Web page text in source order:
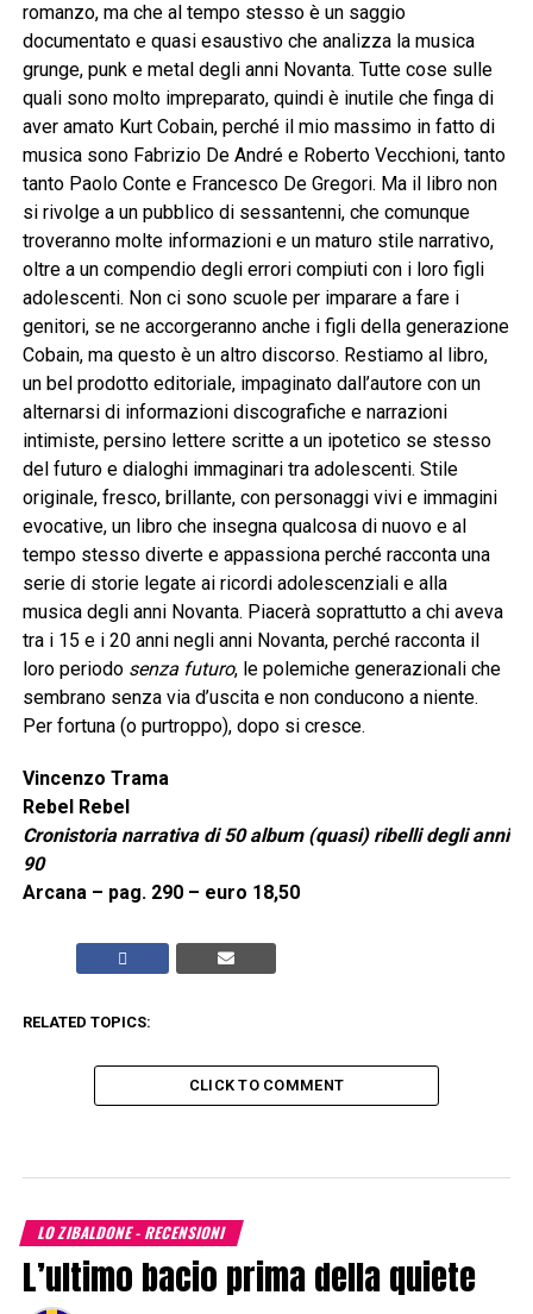
romanzo, ma che al tempo stesso è un saggio
documentato e quasi esaustivo che analizza la musica
grunge, punk e metal degli anni Novanta. Tutte cose sulle
quali sono molto impreparato, quindi è inutile che finga di
aver amato Kurt Cobain, perché il mio massimo in fatto di
musica sono Fabrizio De André e Roberto Vecchioni, tanto
tanto Paolo Conte e Francesco De Gregori. Ma il libro non
si rivolge a un pubblico di sessantenni, che comunque
troveranno molte informazioni e un maturo stile narrativo,
oltre a un compendio degli errori compiuti con i loro figli
adolescenti. Non ci sono scuole per imparare a fare i
genitori, se ne accorgeranno anche i figli della generazione
Cobain, ma questo è un altro discorso. Restiamo al libro,
un bel prodotto editoriale, impaginato dall’autore con un
alternarsi di informazioni discografiche e narrazioni
intimiste, persino lettere scritte a un ipotetico se stesso
del futuro e dialoghi immaginari tra adolescenti. Stile
originale, fresco, brillante, con personaggi vivi e immagini
evocative, un libro che insegna qualcosa di nuovo e al
tempo stesso diverte e appassiona perché racconta una
serie di storie legate ai ricordi adolescenziali e alla
musica degli anni Novanta. Piacerà soprattutto a chi aveva
tra i 15 e i 20 anni negli anni Novanta, perché racconta il
loro periodo senza futuro, le polemiche generazionali che
sembrano senza via d’uscita e non conducono a niente.
Per fortuna (o purtroppo), dopo si cresce.
Vincenzo Trama
Rebel Rebel
Cronistoria narrativa di 50 album (quasi) ribelli degli anni
90
Arcana – pag. 290 – euro 18,50
RELATED TOPICS:
CLICK TO COMMENT
LO ZIBALDONE - RECENSIONI
L’ultimo bacio prima della quiete